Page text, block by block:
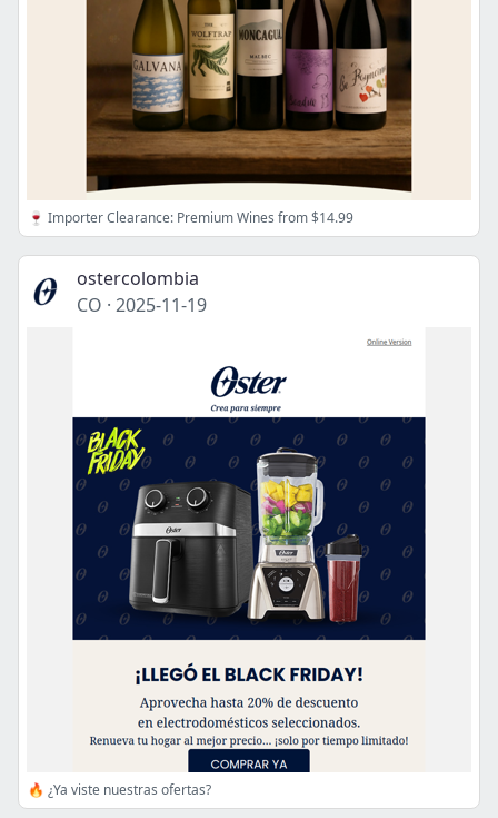
🍷 Importer Clearance: Premium Wines from $14.99
ostercolombia
CO · 2025-11-19
🔥 ¿Ya viste nuestras ofertas?